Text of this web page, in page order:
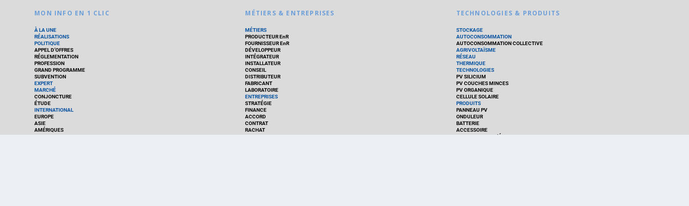
MON INFO EN 1 CLIC
À LA UNE
RÉALISATIONS
POLITIQUE
APPEL D’OFFRES
RÉGLEMENTATION
PROFESSION
GRAND PROGRAMME
SUBVENTION
EXPERT
MARCHÉ
CONJONCTURE
ÉTUDE
INTERNATIONAL
EUROPE
ASIE
AMÉRIQUES
AFRIQUE
MÉTIERS & ENTREPRISES
MÉTIERS
PRODUCTEUR EnR
FOURNISSEUR EnR
DÉVELOPPEUR
INTÉGRATEUR
INSTALLATEUR
CONSEIL
DISTRIBUTEUR
FABRICANT
LABORATOIRE
ENTREPRISES
STRATÉGIE
FINANCE
ACCORD
CONTRAT
RACHAT
INVESTISSEMENT
TECHNOLOGIES & PRODUITS
STOCKAGE
AUTOCONSOMMATION
AUTOCONSOMMATION COLLECTIVE
AGRIVOLTAÏSME
RÉSEAU
THERMIQUE
TECHNOLOGIES
PV SILICIUM
PV COUCHES MINCES
PV ORGANIQUE
CELLULE SOLAIRE
PRODUITS
PANNEAU PV
ONDULEUR
BATTERIE
ACCESSOIRE
EMS - GESTION D'ÉNERGIE